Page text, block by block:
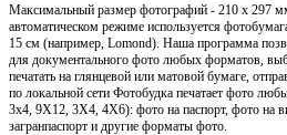
Максимальный размер фотографий - 210 х 297
автоматическом режиме используется
15 см (например, Lomond). Наша программа
для документального фото любых форматов,
печатать на глянцевой или матовой бумаге,
по локальной сети Фотобудка печатает фото
3х4, 9X12, 3X4, 4X6): фото на паспорт, фото на
загранпаспорт и другие форматы фото.